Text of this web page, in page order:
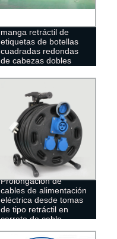
manga retráctil de
etiquetas de botellas
cuadradas redondas
de cabezas dobles
Prolongación de
cables de alimentación
eléctrica desde tomas
de tipo retráctil en
carrete de cable